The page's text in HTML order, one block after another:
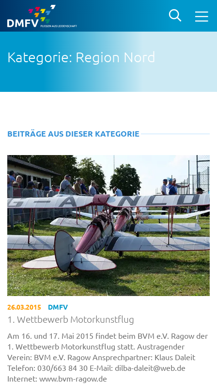
Kategorie: Region Nord
BEITRÄGE AUS DIESER KATEGORIE
26.03.2015 DMFV
1. Wettbewerb Motorkunstflug
Am 16. und 17. Mai 2015 findet beim BVM e.V. Ragow der
1. Wettbewerb Motorkunstflug statt. Austragender
Verein: BVM e.V. Ragow Ansprechpartner: Klaus Daleit
Telefon: 030/663 84 30 E-Mail: dilba-daleit@web.de
Internet: www.bvm-ragow.de